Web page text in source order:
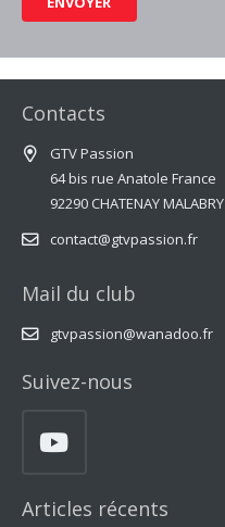
Contacts
GTV Passion
64 bis rue Anatole France
92290 CHATENAY MALABRY
contact@gtvpassion.fr
Mail du club
gtvpassion@wanadoo.fr
Suivez-nous
Articles récents